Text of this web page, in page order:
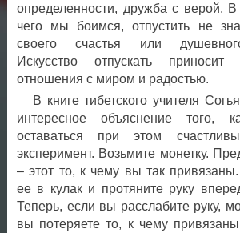
определенности, дружба с верой. В
чего мы боимся, отпустить не
своего счастья или
Искусство отпускать
отношения с миром и радостью.
В книге тибетского учителя
интересное объяснение того,
оставаться при этом
эксперимент. Возьмите монетку.
– этот то, к чему вы так
ее в кулак и протяните руку
Теперь, если вы расслабите руку,
вы потеряете то, к чему